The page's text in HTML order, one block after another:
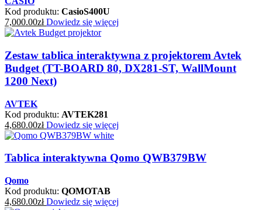
Kod produktu: CasioS400U
7,000.00zł Dowiedz się więcej
Zestaw tablica interaktywna z projektorem Avtek
Budget (TT-BOARD 80, DX281-ST, WallMount
1200 Next)
AVTEK
Kod produktu: AVTEK281
4,680.00zł Dowiedz się więcej
Tablica interaktywna Qomo QWB379BW
Qomo
Kod produktu: QOMOTAB
4,680.00zł Dowiedz się więcej